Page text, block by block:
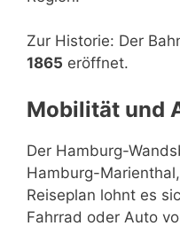
Zur Historie: Der
1865 eröffnet.
Mobilität und
Der Hamburg-
Hamburg-
Reiseplan lohnt es
Fahrrad oder Auto